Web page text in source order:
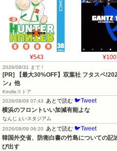
¥543 ¥100
2026/08/31 まで！
[PR] 【最大30%OFF】双葉社 フタスペ
ン』他
Kindleストア
2026/08/09 07:43
あとで読む 🐦Tweet
横浜のフロントいい加減有能よな
なんじぇいスタジアム
2026/08/09 06:20
あとで読む 🐦Tweet
韓国外交省、防衛白書の竹島についての記
び出す